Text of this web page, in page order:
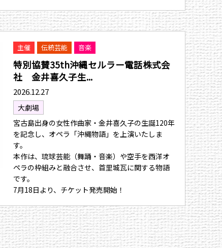
主催 伝統芸能 音楽
特別協賛35th沖縄セルラー電話株式会
社 金井喜久子生...
2026.12.27
大劇場
宮古島出身の女性作曲家・金井喜久子の生誕120年
を記念し、オペラ「沖縄物語」を上演いたしま
す。
本作は、琉球芸能（舞踊・音楽）や空手を西洋オ
ペラの枠組みと融合させ、首里城瓦に関する物語
です。
7月18日より、チケット発売開始！